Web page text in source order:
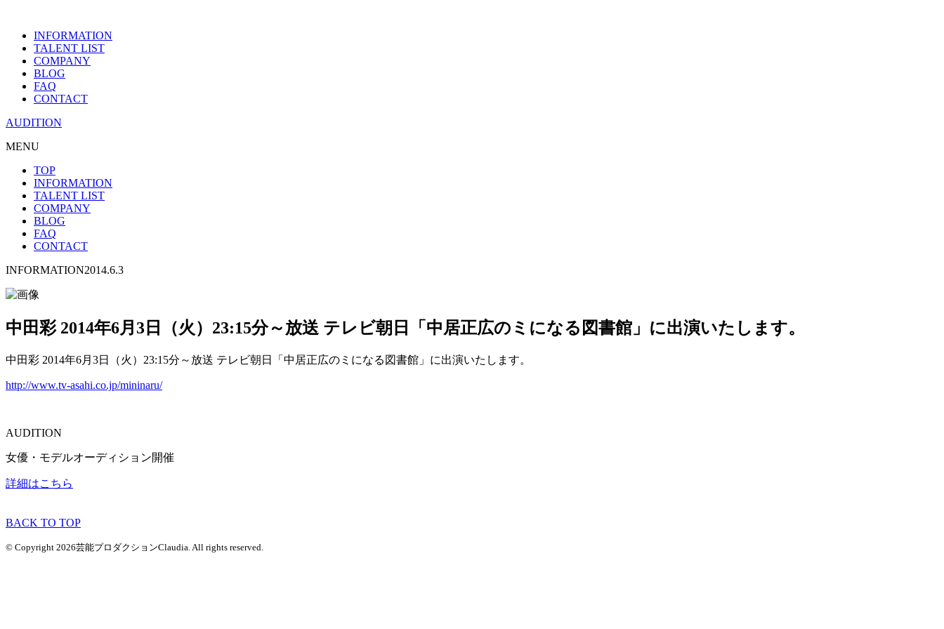
INFORMATION
TALENT LIST
COMPANY
BLOG
FAQ
CONTACT
AUDITION
MENU
TOP
INFORMATION
TALENT LIST
COMPANY
BLOG
FAQ
CONTACT
INFORMATION2014.6.3
中田彩 2014年6月3日（火）23:15分～放送 テレビ朝日「中居正広のミになる図書館」に出演いたします。
中田彩 2014年6月3日（火）23:15分～放送 テレビ朝日「中居正広のミになる図書館」に出演いたします。
http://www.tv-asahi.co.jp/mininaru/
AUDITION
女優・モデルオーディション開催
詳細はこちら
BACK TO TOP
© Copyright 2026芸能プロダクションClaudia. All rights reserved.